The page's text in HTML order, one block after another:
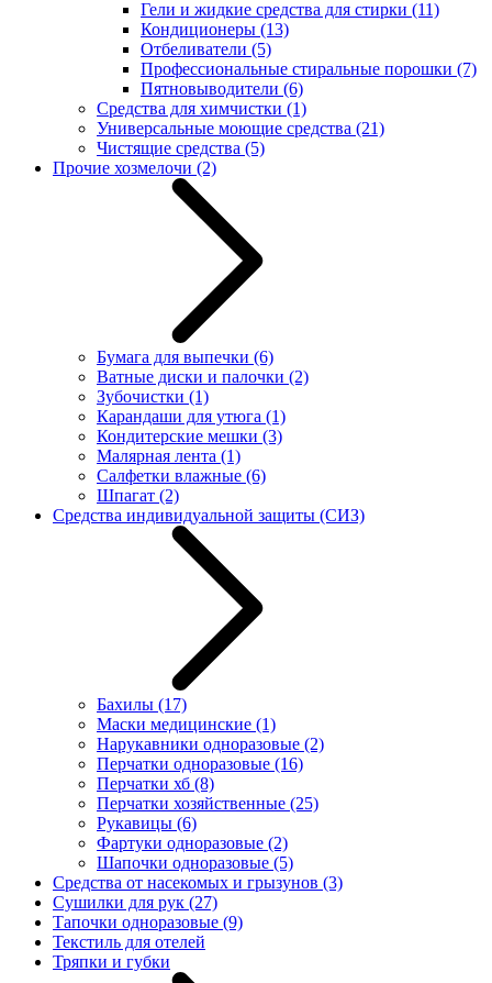
Гели и жидкие средства для стирки (11)
Кондиционеры (13)
Отбеливатели (5)
Профессиональные стиральные порошки (7)
Пятновыводители (6)
Средства для химчистки (1)
Универсальные моющие средства (21)
Чистящие средства (5)
Прочие хозмелочи (2)
Бумага для выпечки (6)
Ватные диски и палочки (2)
Зубочистки (1)
Карандаши для утюга (1)
Кондитерские мешки (3)
Малярная лента (1)
Салфетки влажные (6)
Шпагат (2)
Средства индивидуальной защиты (СИЗ)
Бахилы (17)
Маски медицинские (1)
Нарукавники одноразовые (2)
Перчатки одноразовые (16)
Перчатки хб (8)
Перчатки хозяйственные (25)
Рукавицы (6)
Фартуки одноразовые (2)
Шапочки одноразовые (5)
Средства от насекомых и грызунов (3)
Сушилки для рук (27)
Тапочки одноразовые (9)
Текстиль для отелей
Тряпки и губки